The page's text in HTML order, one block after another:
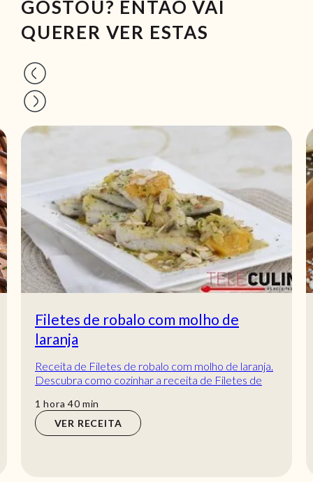
GOSTOU? ENTÃO VAI
QUERER VER ESTAS
Filetes de robalo com molho de
laranja
Receita de Filetes de robalo com molho de laranja.
Descubra como cozinhar a receita de Filetes de
1 hora
hora 40min
min
VER RECEITA